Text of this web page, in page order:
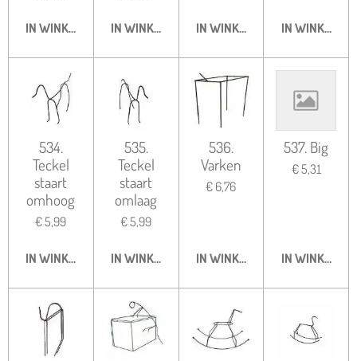
IN WINKELWAGENIN WINKELWAGENIN WINKELWAGEN
IN
534.
Teckel
staart
omhoog
€ 5,99
IN WINKELWAGEN
535.
Teckel
staart
omlaag
€ 5,99
IN WINKELWAGEN
536.
Varken
€ 6,76
IN WINKELWAGEN
537. Big
€ 5,31
IN